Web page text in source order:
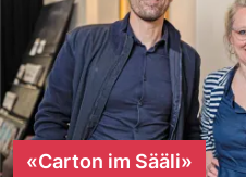
«Carton im Sääli»